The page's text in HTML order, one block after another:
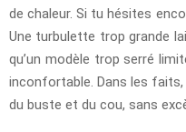
de chaleur. Si tu hésites
Une turbulette trop grande
qu’un modèle trop serré
inconfortable. Dans les
du buste et du cou, sans